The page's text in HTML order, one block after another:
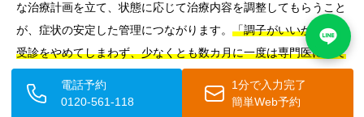
な治療計画を立て、状態に応じて治療内容を調整してもらうこと
が、症状の安定した管理につながります。 「調子がいいから」と
受診をやめてしまわず、少なくとも数カ月に一度は専門医に診て
電話予約
0120-561-118
1分で入力完了
簡単Web予約